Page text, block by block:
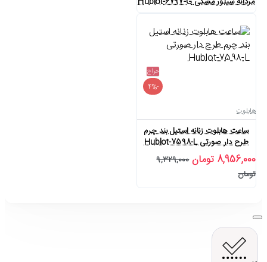
حراج
-4%
هابلوت
ساعت هابلوت زنانه استیل بند چرم
طرح دار صورتی Hublot-7598-L
8,956,000 تومان
9,329,000
تومان